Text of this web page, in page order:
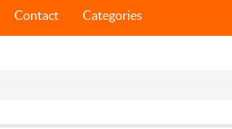
Contact Categories